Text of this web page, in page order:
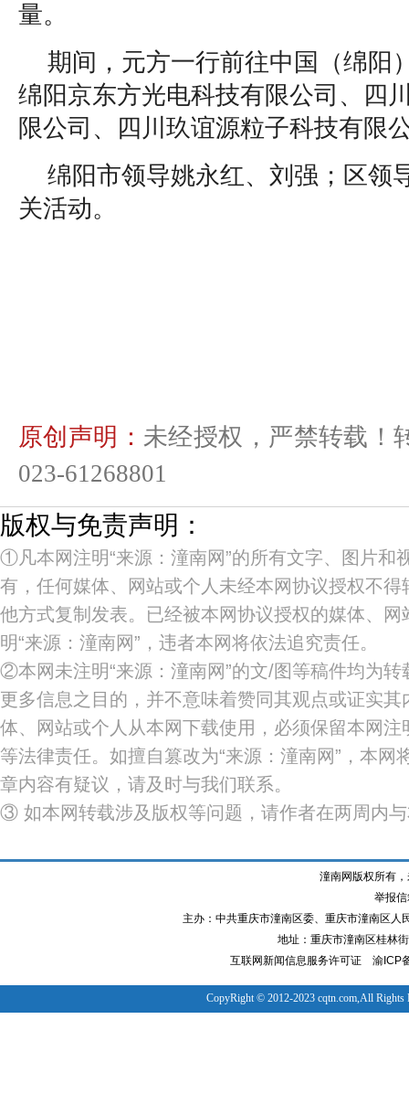
量。
期间，元方一行前往中国（绵阳
绵阳京东方光电科技有限公司、四
限公司、四川玖谊源粒子科技有限
绵阳市领导姚永红、刘强；区领
关活动。
原创声明：未经授权，严禁转载！
023-61268801
版权与免责声明：
①凡本网注明“来源：潼南网”的所有文字、图片和
有，任何媒体、网站或个人未经本网协议授权不
他方式复制发表。已经被本网协议授权的媒体、
明“来源：潼南网”，违者本网将依法追究责任。
②本网未注明“来源：潼南网”的文/图等稿件均为
更多信息之目的，并不意味着赞同其观点或证实
体、网站或个人从本网下载使用，必须保留本网注
等法律责任。如擅自篡改为“来源：潼南网”，本网
章内容有疑议，请及时与我们联系。
③ 如本网转载涉及版权等问题，请作者在两周内
潼南网版权所有
举报
主办：中共重庆市潼南区委、重庆市潼南区
地址：重庆市潼南区桂林
互联网新闻信息服务许可证
渝ICP
CopyRight © 2012-2023 cqtn.com,All Rights